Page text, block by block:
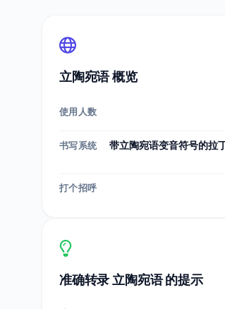
立陶宛语 概览
使用人数
书写系统
带立陶宛语变音符号的拉
打个招呼
准确转录 立陶宛语 的提示